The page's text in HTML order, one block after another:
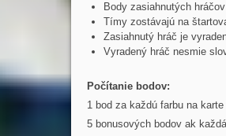
Body zasiahnutých
Tímy zostávajú na
Zasiahnutý hráč je
Vyradený hráč nesmie
Počítanie bodov:
1 bod za každú farbu na karte
5 bonusových bodov ak